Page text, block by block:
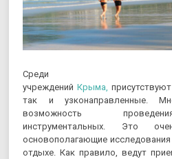
Среди
учрежденийКрыма,
так и узконаправленные.
возможность
инструментальных. Это
основополагающие
отдыхе. Как правило, ведут